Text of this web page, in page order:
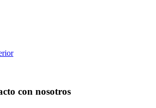
con nosotros